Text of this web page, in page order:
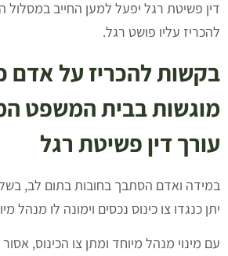
דין פשיטת רגל יפעל למען החייב במסלול
להכריז עליו פושט רגל.
בקשות להכריז על אדם
מוגשות בבית המשפט
עורך דין פשיטת רגל
במידה ואדם הסתבך בחובות בתום לב,
יתן כנגדו צו כינוס נכסים וימונה לו מנהל
עם מינוי מנהל מיוחד ומתן צו הכינוס,